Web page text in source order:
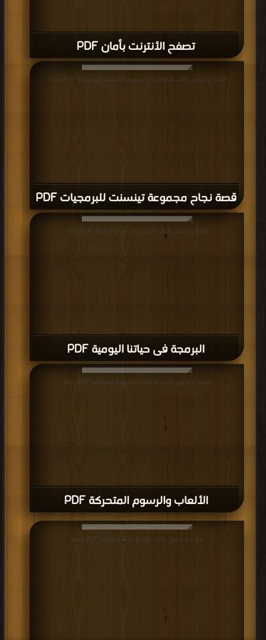
تصفح الأنترنت بأمان PDF
قصة نجاح مجموعة تينسنت للبرمجيات PDF
قراءة و تحميل كتاب قصة نجاح مجموعة تينسنت للبرمجيات PDF مجانا
البرمجة فى حياتنا اليومية PDF
قراءة و تحميل كتاب البرمجة فى حياتنا اليومية PDF مجانا
الألعاب والرسوم المتحركة PDF
قراءة و تحميل كتاب الألعاب والرسوم المتحركة PDF مجانا
قراءة و تحميل كتاب موسوعة التكنولوجيا PDF مجانا